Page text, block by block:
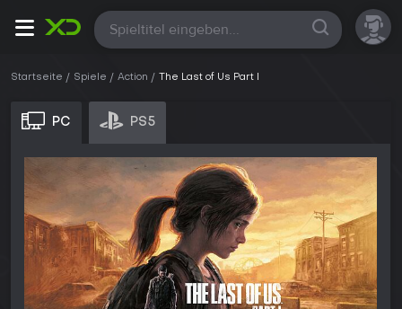
Alle
Startseite Spiele Action The Last of Us Part I
PC PS5